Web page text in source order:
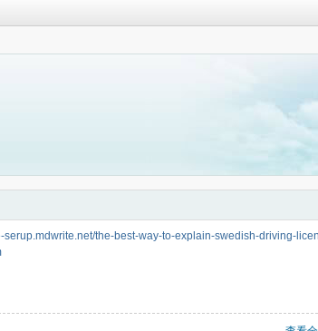
serup.mdwrite.net/the-best-way-to-explain-swedish-driving-